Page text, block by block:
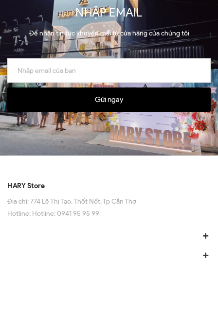
NHẬP EMAIL
Để nhận tin tức khuyến mãi từ cửa hàng của chúng tôi
Gửi ngay
HARY Store
Địa chỉ:774 Lê Thị Tạo, Thốt Nốt, Tp Cần Thơ
Hotline: Hotline: 0941 95 95 99